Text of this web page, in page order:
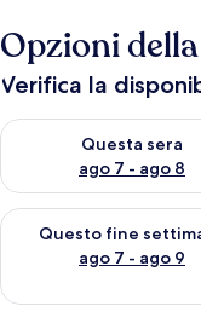
Opzioni
Verifica la
Questa sera
ago 7 - ago 8
Verifica la disponibilità
Questo fine
ago 7 - ago 9
Verifica la